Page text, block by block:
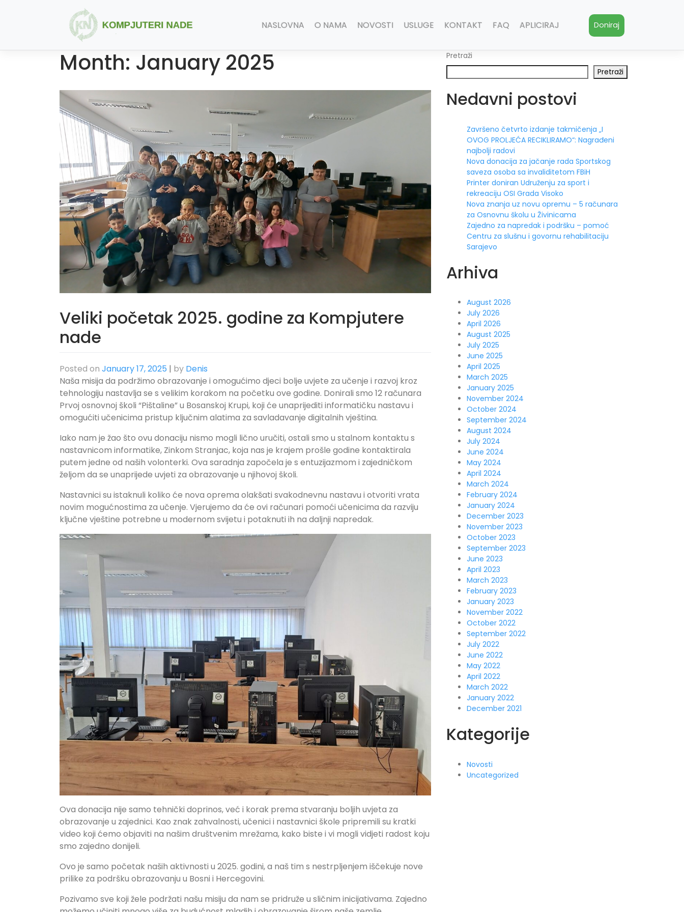
NASLOVNA O NAMA NOVOSTI USLUGE KONTAKT FAQ APLICIRAJ Doniraj
Month: January 2025
Veliki početak 2025. godine za Kompjutere
nade
Posted on January 17, 2025 | by Denis
Naša misija da podržimo obrazovanje i omogućimo djeci bolje uvjete za učenje i razvoj kroz
tehnologiju nastavlja se s velikim korakom na početku ove godine. Donirali smo 12 računara
Prvoj osnovnoj školi “Pištaline” u Bosanskoj Krupi, koji će unaprijediti informatičku nastavu i
omogućiti učenicima pristup ključnim alatima za savladavanje digitalnih vještina.
Iako nam je žao što ovu donaciju nismo mogli lično uručiti, ostali smo u stalnom kontaktu s
nastavnicom informatike, Zinkom Stranjac, koja nas je krajem prošle godine kontaktirala
putem jedne od naših volonterki. Ova saradnja započela je s entuzijazmom i zajedničkom
željom da se unaprijede uvjeti za obrazovanje u njihovoj školi.
Nastavnici su istaknuli koliko će nova oprema olakšati svakodnevnu nastavu i otvoriti vrata
novim mogućnostima za učenje. Vjerujemo da će ovi računari pomoći učenicima da razviju
ključne vještine potrebne u modernom svijetu i potaknuti ih na daljnji napredak.
Ova donacija nije samo tehnički doprinos, već i korak prema stvaranju boljih uvjeta za
obrazovanje u zajednici. Kao znak zahvalnosti, učenici i nastavnici škole pripremili su kratki
video koji ćemo objaviti na našim društvenim mrežama, kako biste i vi mogli vidjeti radost koju
smo zajedno donijeli.
Ovo je samo početak naših aktivnosti u 2025. godini, a naš tim s nestrpljenjem iščekuje nove
prilike za podršku obrazovanju u Bosni i Hercegovini.
Pozivamo sve koji žele podržati našu misiju da nam se pridruže u sličnim inicijativama. Zajedno
Pretraži
Pretraži
Nedavni postovi
Završeno četvrto izdanje takmičenja „I
OVOG PROLJEĆA RECIKLIRAMO“: Nagrađeni
najbolji radovi
Nova donacija za jačanje rada Sportskog
saveza osoba sa invaliditetom FBiH
Printer doniran Udruženju za sport i
rekreaciju OSI Grada Visoko
Nova znanja uz novu opremu – 5 računara
za Osnovnu školu u Živinicama
Zajedno za napredak i podršku – pomoć
Centru za slušnu i govornu rehabilitaciju
Sarajevo
Arhiva
August 2026
July 2026
April 2026
August 2025
July 2025
June 2025
April 2025
March 2025
January 2025
November 2024
October 2024
September 2024
August 2024
July 2024
June 2024
May 2024
April 2024
March 2024
February 2024
January 2024
December 2023
November 2023
October 2023
September 2023
June 2023
April 2023
March 2023
February 2023
January 2023
November 2022
October 2022
September 2022
July 2022
June 2022
May 2022
April 2022
March 2022
January 2022
December 2021
Kategorije
Novosti
Uncategorized